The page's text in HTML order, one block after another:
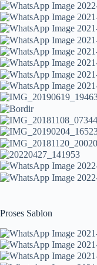
Proses Sablon